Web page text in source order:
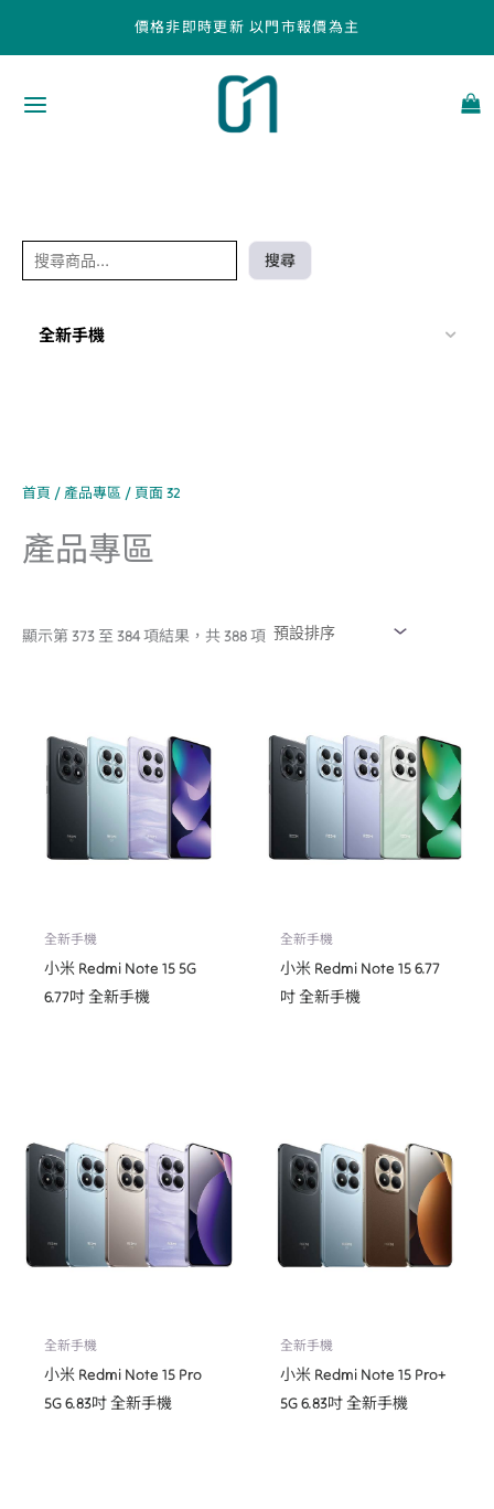
價格非即時更新 以門市報價為主
搜尋
全新手機
首頁 / 產品專區 / 頁面 32
產品專區
顯示第 373 至 384 項結果，共 388 項
全新手機
小米 Redmi Note 15 5G
6.77吋 全新手機
全新手機
小米 Redmi Note 15 6.77
吋 全新手機
全新手機
小米 Redmi Note 15 Pro
5G 6.83吋 全新手機
全新手機
小米 Redmi Note 15 Pro+
5G 6.83吋 全新手機